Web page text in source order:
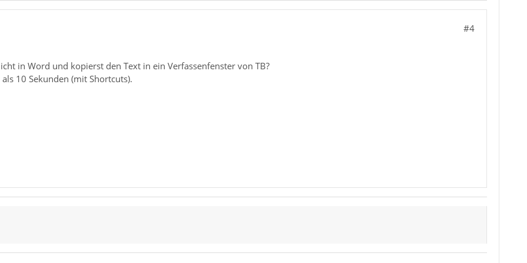
#4
in Word und kopierst den Text in ein Verfassenfenster von TB?
10 Sekunden (mit Shortcuts).